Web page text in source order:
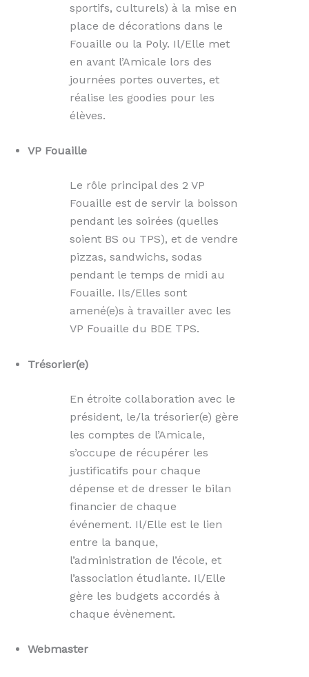
sportifs, culturels) à la mise en
place de décorations dans le
Fouaille ou la Poly. Il/Elle met
en avant l’Amicale lors des
journées portes ouvertes, et
réalise les goodies pour les
élèves.
VP Fouaille
Le rôle principal des 2 VP
Fouaille est de servir la boisson
pendant les soirées (quelles
soient BS ou TPS), et de vendre
pizzas, sandwichs, sodas
pendant le temps de midi au
Fouaille. Ils/Elles sont
amené(e)s à travailler avec les
VP Fouaille du BDE TPS.
Trésorier(e)
En étroite collaboration avec le
président, le/la trésorier(e) gère
les comptes de l’Amicale,
s’occupe de récupérer les
justificatifs pour chaque
dépense et de dresser le bilan
financier de chaque
événement. Il/Elle est le lien
entre la banque,
l’administration de l’école, et
l’association étudiante. Il/Elle
gère les budgets accordés à
chaque évènement.
Webmaster